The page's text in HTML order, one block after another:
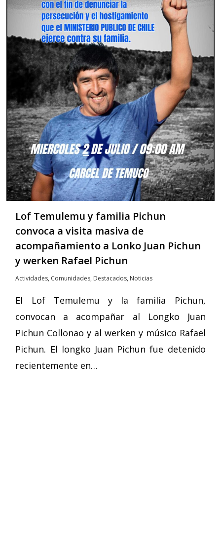
Lof Temulemu y familia Pichun
convoca a visita masiva de
acompañamiento a Lonko Juan Pichun
y werken Rafael Pichun
Actividades, Comunidades, Destacados, Noticias
El Lof Temulemu y la familia Pichun,
convocan a acompañar al Longko Juan
Pichun Collonao y al werken y músico Rafael
Pichun. El longko Juan Pichun fue detenido
recientemente en…